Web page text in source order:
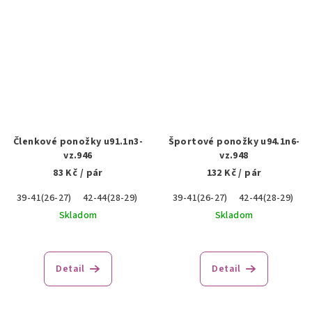
Členkové ponožky u91.1n3-
vz.946
83 Kč / pár
39-41(26-27)
42-44(28-29)
45-47(30-31)
Skladom
Detail
Športové ponožky u94.1n6-
vz.948
132 Kč/ pár
39-41(26-27)
42-44(28-29)
Skladom
Detail